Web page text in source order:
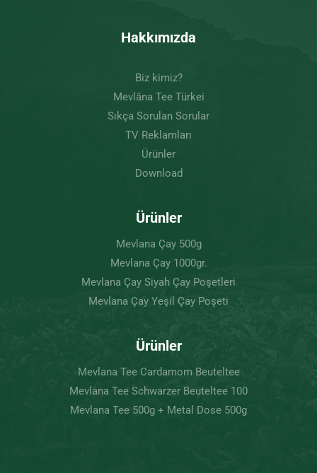
Hakkımızda
Biz kimiz?
Mevlâna Tee Türkei
Sıkça Sorulan Sorular
TV Reklamları
Ürünler
Download
Ürünler
Mevlana Çay 500g
Mevlana Çay 1000gr.
Mevlana Çay Siyah Çay Poşetleri
Mevlana Çay Yeşil Çay Poşeti
Ürünler
Mevlana Tee Cardamom Beuteltee
Mevlana Tee Schwarzer Beuteltee 100
Mevlana Tee 500g + Metal Dose 500g